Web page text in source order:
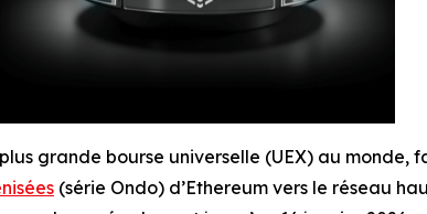
grande bourse universelle (UEX) au monde,
(série Ondo) d’Ethereum vers le réseau